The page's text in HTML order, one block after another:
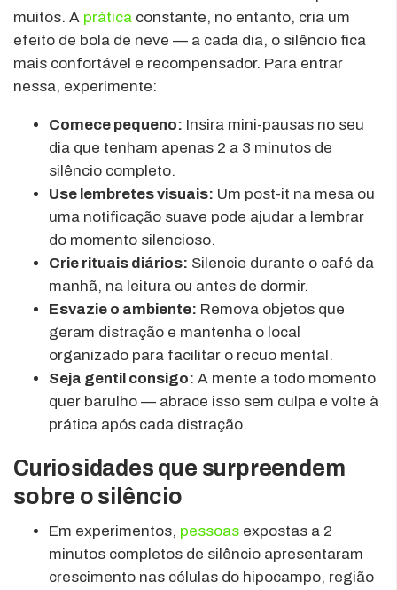
muitos. A prática constante, no entanto, cria um
efeito de bola de neve — a cada dia, o silêncio fica
mais confortável e recompensador. Para entrar
nessa, experimente:
Comece pequeno: Insira mini-pausas no seu
dia que tenham apenas 2 a 3 minutos de
silêncio completo.
Use lembretes visuais: Um post-it na mesa ou
uma notificação suave pode ajudar a lembrar
do momento silencioso.
Crie rituais diários: Silencie durante o café da
manhã, na leitura ou antes de dormir.
Esvazie o ambiente: Remova objetos que
geram distração e mantenha o local
organizado para facilitar o recuo mental.
Seja gentil consigo: A mente a todo momento
quer barulho — abrace isso sem culpa e volte à
prática após cada distração.
Curiosidades que surpreendem
sobre o silêncio
Em experimentos, pessoas expostas a 2
minutos completos de silêncio apresentaram
crescimento nas células do hipocampo, região